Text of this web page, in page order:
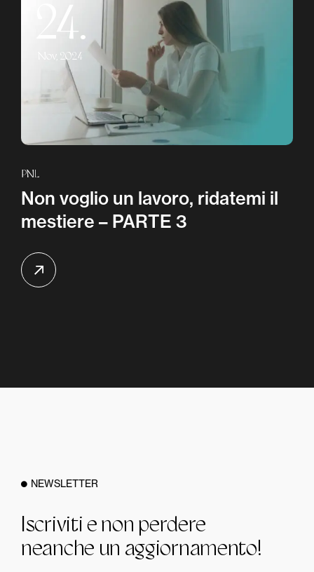
24.
Nov, 2024
PNL
Non voglio un lavoro, ridatemi il
mestiere – PARTE 3
NEWSLETTER
Iscriviti e non perdere
neanche un aggiornamento!